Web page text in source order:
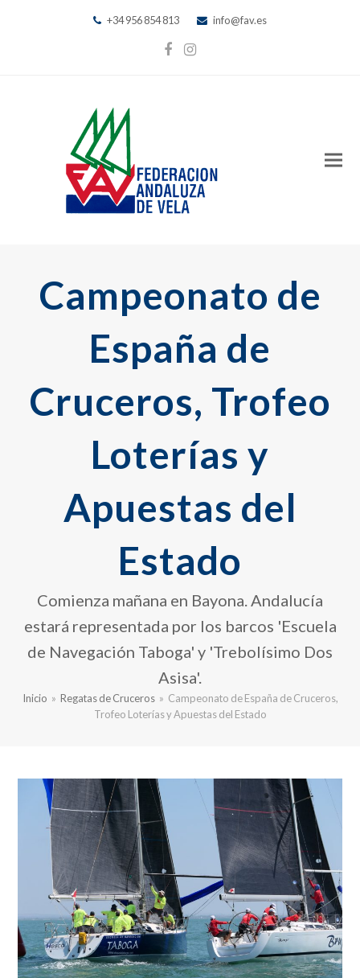
+34 956 854 813 info@fav.es
Facebook
Instagram
Campeonato de
España de
Cruceros, Trofeo
Loterías y
Apuestas del
Estado
Comienza mañana en Bayona. Andalucía
estará representada por los barcos 'Escuela
de Navegación Taboga' y 'Trebolísimo Dos
Asisa'.
Inicio » Regatas de Cruceros » Campeonato de España de Cruceros,
Trofeo Loterías y Apuestas del Estado